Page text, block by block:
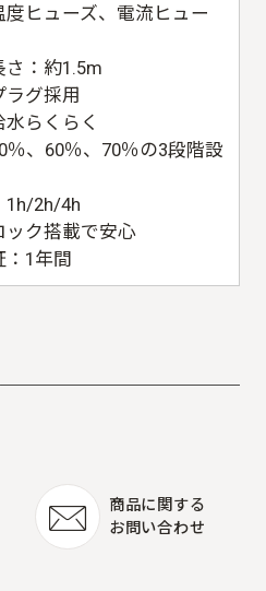
ヒューズ、電流ヒュー
さ：約1.5m
グ採用
らくらく
％、60％、70％の3段階設
1h/2h/4h
ック搭載で安心
1年間
商品に関する
お問い合わせ